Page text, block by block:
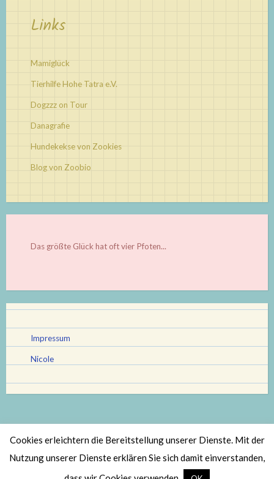
Links
Mamiglück
Tierhilfe Hohe Tatra e.V.
Dogzzz on Tour
Danagrafie
Hundekekse von Zookies
Blog von Zoobio
Das größte Glück hat oft vier Pfoten...
Impressum
Nicole
Stolz bereitgestellt von WordPress |
Theme: Scratchpad von
Cookies erleichtern die Bereitstellung unserer Dienste. Mit der
Nutzung unserer Dienste erklären Sie sich damit einverstanden,